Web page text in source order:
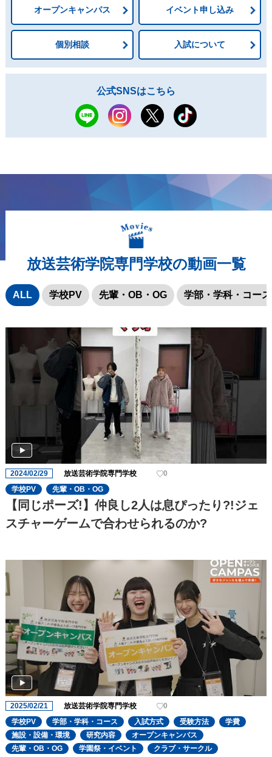
オープンキャンパス イベント申し込み
個別相談 入試について
公式SNSはこちら
放送芸術学院専門学校の動画一覧
ALL 学校PV 先輩・OB・OG 学部・学科・コース
2024/02/29 放送芸術学院専門学校
0
学校PV
先輩・OB・OG
【同じポーズ!】仲良し2人は息ぴったり?!ジェ
スチャーゲームで合わせられるのか?
2025/02/21 放送芸術学院専門学校
0
学校PV
学部・学科・コース 入試方式 受験方法
学費
施設・設備・環境
研究内容
オープンキャンパス
先輩・OB・OG
学園祭・イベント クラブ・サークル